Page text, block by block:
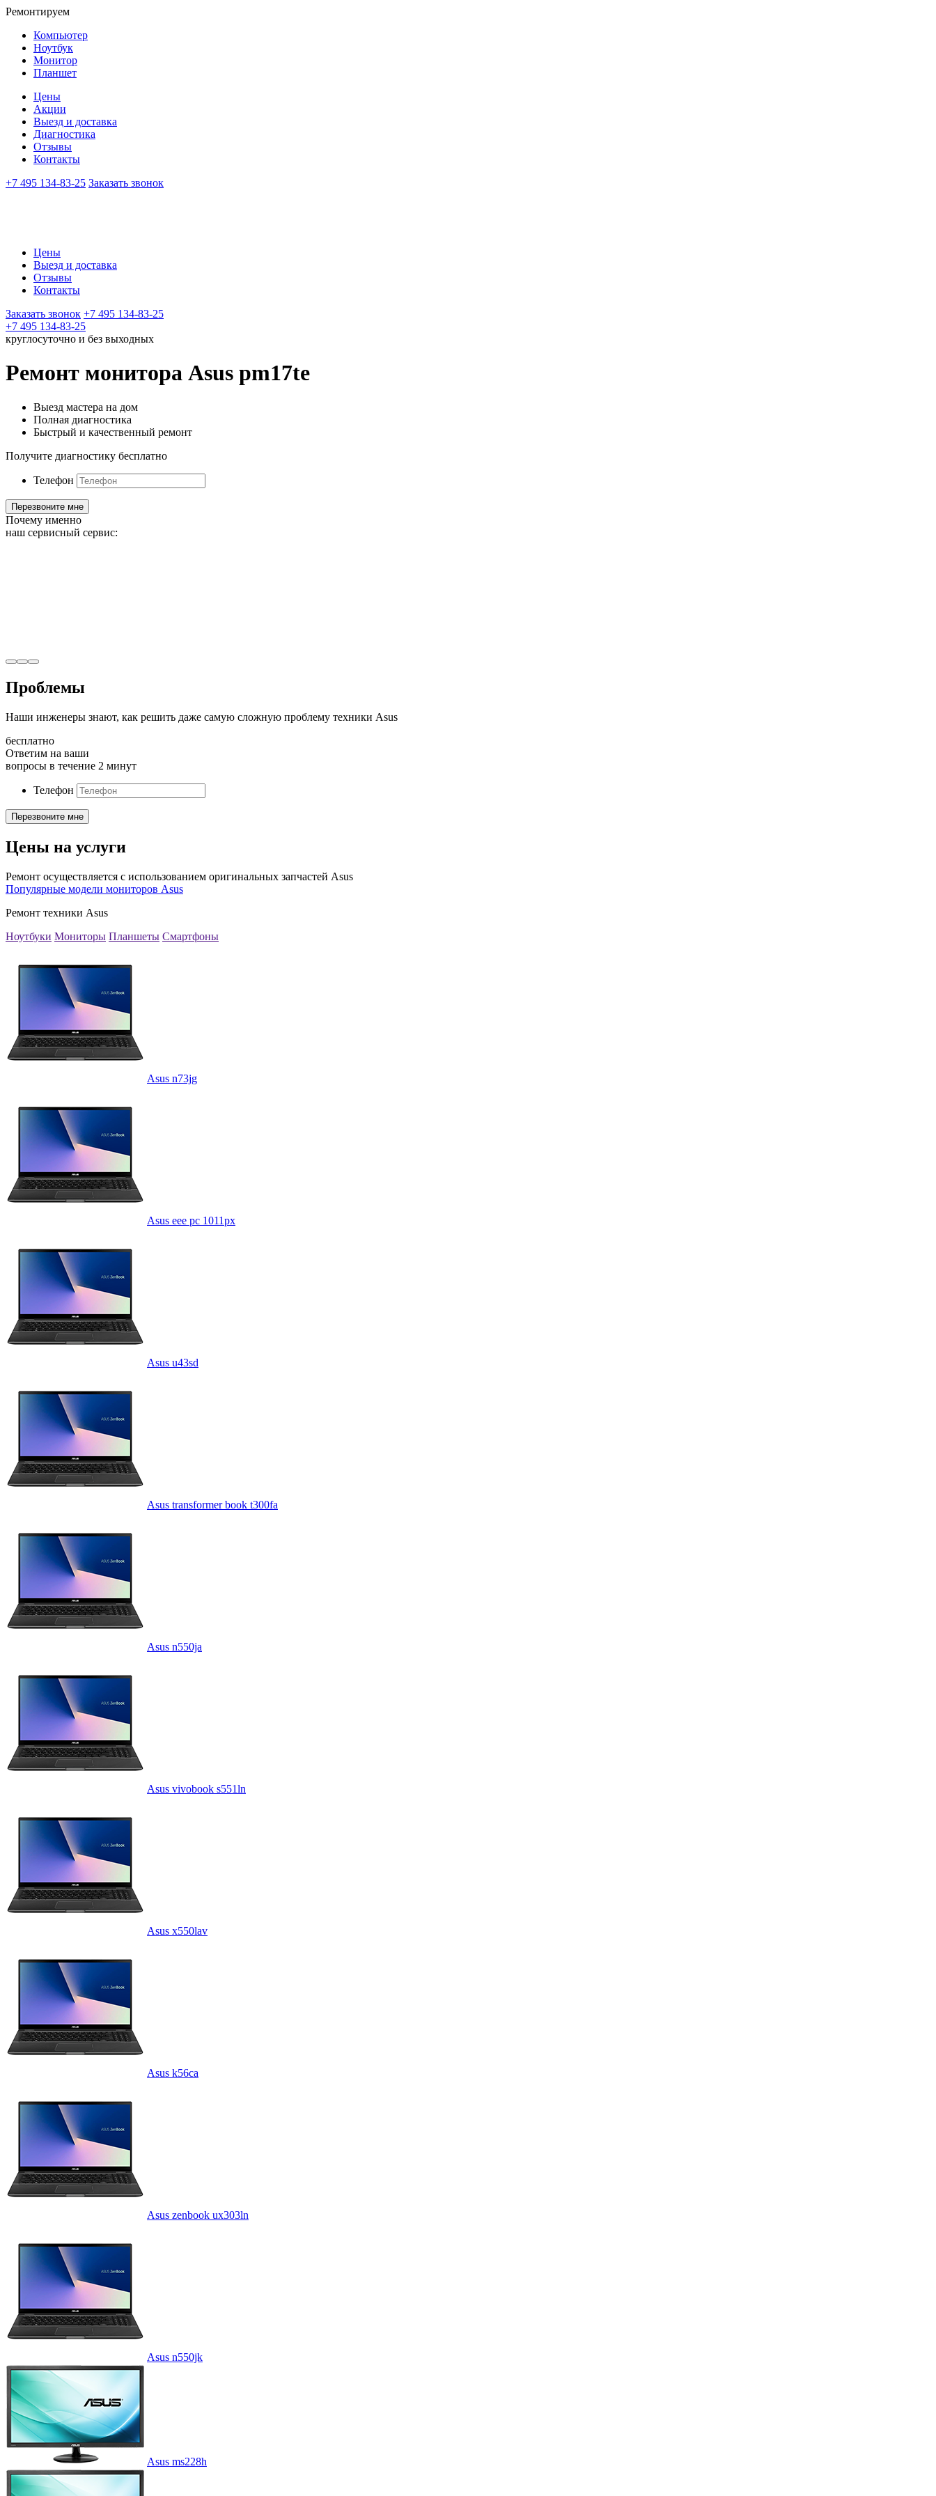
Ремонтируем
Компьютер
Ноутбук
Монитор
Планшет
Цены
Акции
Выезд и доставка
Диагностика
Отзывы
Контакты
+7 495 134-83-25 Заказать звонок
Цены
Выезд и доставка
Отзывы
Контакты
Заказать звонок +7 495 134-83-25
+7 495 134-83-25
круглосуточно и без выходных
Ремонт монитора Asus pm17te
Выезд мастера на дом
Полная диагностика
Быстрый и качественный ремонт
Получите диагностику бесплатно
Телефон
Почему именно
наш сервисный сервис:
Проблемы
Наши инженеры знают, как решить даже самую сложную проблему техники Asus
бесплатно
Ответим на ваши
вопросы в течение 2 минут
Телефон
Цены на услуги
Ремонт осуществляется с использованием оригинальных запчастей Asus
Популярные модели мониторов Asus
Ремонт техники Asus
Ноутбуки Мониторы Планшеты Смартфоны
Asus n73jg
Asus eee pc 1011px
Asus u43sd
Asus transformer book t300fa
Asus n550ja
Asus vivobook s551ln
Asus x550lav
Asus k56ca
Asus zenbook ux303ln
Asus n550jk
Asus ms228h